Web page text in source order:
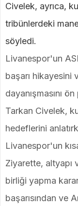
Civelek, ayrıca,
tribünlerdeki
söyledi.
Livanespor'un
başarı hikayesini
dayanışmasını
Tarkan Civelek,
hedeflerini
Livanespor'un
Ziyarette, altyapı
birliği yapma
başarısından ve